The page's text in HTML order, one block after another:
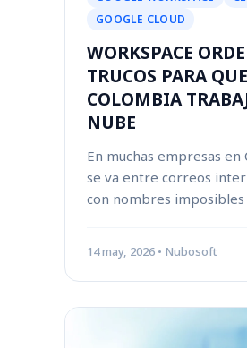
GOOGLE CLOUD
WORKSPACE
TRUCOS PARA
COLOMBIA
NUBE
En muchas empresas en
se va entre correos
con nombres imposibles
14 may, 2026 • Nubosoft